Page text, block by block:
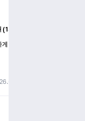
개월)
잘이용했습니다!